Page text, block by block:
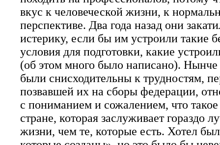
вкус к человеческой жизни, к
перспективе. Два года назад они
истерику, если бы им устроили такие
условия для подготовки, какие
(об этом много было написано).
были снисходительны к трудностям,
позвавшей их на сборы федерации,
с пониманием и сожалением, что
стране, которая заслуживает гораздо
жизни, чем те, которые есть. Хотел